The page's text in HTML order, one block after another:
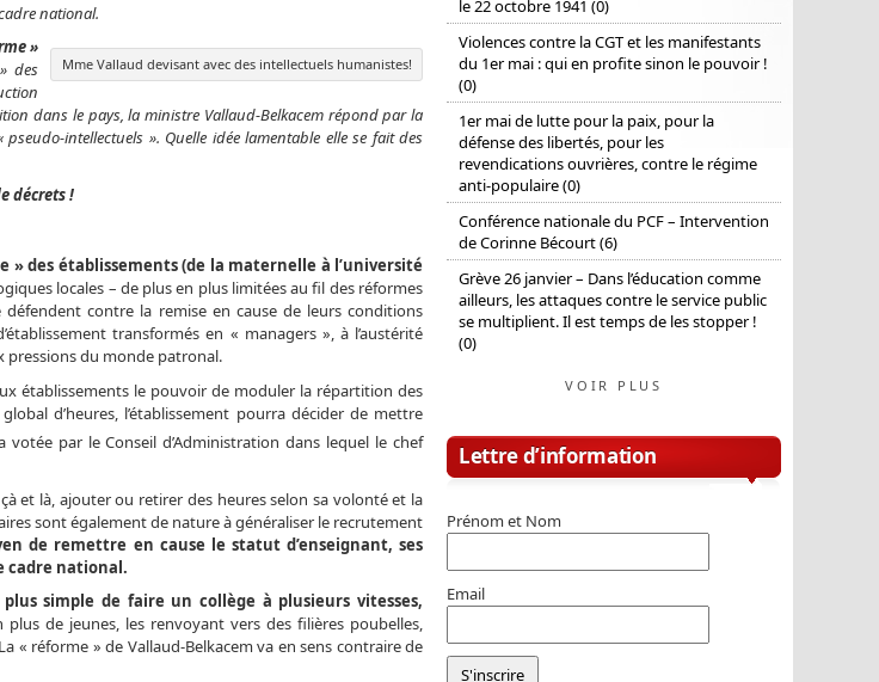
national.
Mme Vallaud devisant avec des intellectuels humanistes!
»
des
dans le pays, la ministre Vallaud-Belkacem répond par la
intellectuels ». Quelle idée lamentable elle se fait des
décrets !
» des établissements (de la maternelle à l’université
locales – de plus en plus limitées au fil des réformes
contre la remise en cause de leurs conditions
transformés en « managers », à l’austérité
pressions du monde patronal.
établissements le pouvoir de moduler la répartition des
d’heures, l’établissement pourra décider de mettre
par le Conseil d’Administration dans lequel le chef
et là, ajouter ou retirer des heures selon sa volonté et la
sont également de nature à généraliser le recrutement
de remettre en cause le statut d’enseignant, ses
cadre national.
simple de faire un collège à plusieurs vitesses,
de jeunes, les renvoyant vers des filières poubelles,
« réforme » de Vallaud-Belkacem va en sens contraire de
le 22 octobre 1941 (0)
Violences contre la CGT et les manifestants
du 1er mai : qui en profite sinon le pouvoir !
(0)
1er mai de lutte pour la paix, pour la
défense des libertés, pour les
revendications ouvrières, contre le régime
anti-populaire (0)
Conférence nationale du PCF – Intervention
de Corinne Bécourt (6)
Grève 26 janvier – Dans l’éducation comme
ailleurs, les attaques contre le service public
se multiplient. Il est temps de les stopper !
(0)
VOIR PLUS
Lettre d’information
Prénom et Nom
Email